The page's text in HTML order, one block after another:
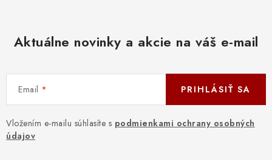
Aktuálne novinky a akcie na váš e-mail
Email
Vložením e-mailu súhlasíte s podmienkami ochrany osobných
údajov
PRIHLÁSIŤ SA